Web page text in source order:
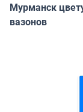
Мурманск
вазонов